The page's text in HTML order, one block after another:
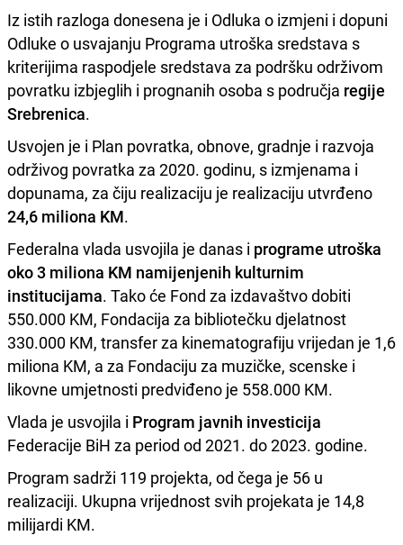
Iz istih razloga donesena je i Odluka o izmjeni i dopuni
Odluke o usvajanju Programa utroška sredstava s
kriterijima raspodjele sredstava za podršku održivom
povratku izbjeglih i prognanih osoba s područja regije
Srebrenica.
Usvojen je i Plan povratka, obnove, gradnje i razvoja
održivog povratka za 2020. godinu, s izmjenama i
dopunama, za čiju realizaciju je realizaciju utvrđeno
24,6 miliona KM.
Federalna vlada usvojila je danas i programe utroška
oko 3 miliona KM namijenjenih kulturnim
institucijama. Tako će Fond za izdavaštvo dobiti
550.000 KM, Fondacija za bibliotečku djelatnost
330.000 KM, transfer za kinematografiju vrijedan je 1,6
miliona KM, a za Fondaciju za muzičke, scenske i
likovne umjetnosti predviđeno je 558.000 KM.
Vlada je usvojila i Program javnih investicija
Federacije BiH za period od 2021. do 2023. godine.
Program sadrži 119 projekta, od čega je 56 u
realizaciji. Ukupna vrijednost svih projekata je 14,8
milijardi KM.